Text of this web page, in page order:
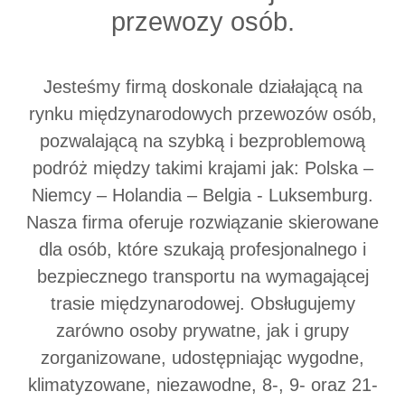
przewozy osób.
Jesteśmy firmą doskonale działającą na
rynku międzynarodowych przewozów osób,
pozwalającą na szybką i bezproblemową
podróż między takimi krajami jak: Polska –
Niemcy – Holandia – Belgia - Luksemburg.
Nasza firma oferuje rozwiązanie skierowane
dla osób, które szukają profesjonalnego i
bezpiecznego transportu na wymagającej
trasie międzynarodowej. Obsługujemy
zarówno osoby prywatne, jak i grupy
zorganizowane, udostępniając wygodne,
klimatyzowane, niezawodne, 8-, 9- oraz 21-